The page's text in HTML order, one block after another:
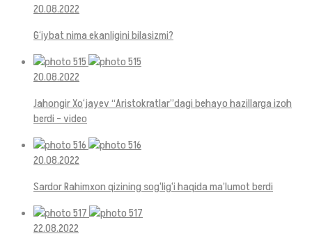
20.08.2022
G‘iybat nima ekanligini bilasizmi?
20.08.2022
Jahongir Xo‘jayev “Aristokratlar”dagi behayo hazillarga izoh
berdi – video
20.08.2022
Sardor Rahimxon qizining sog‘lig‘i haqida ma’lumot berdi
22.08.2022